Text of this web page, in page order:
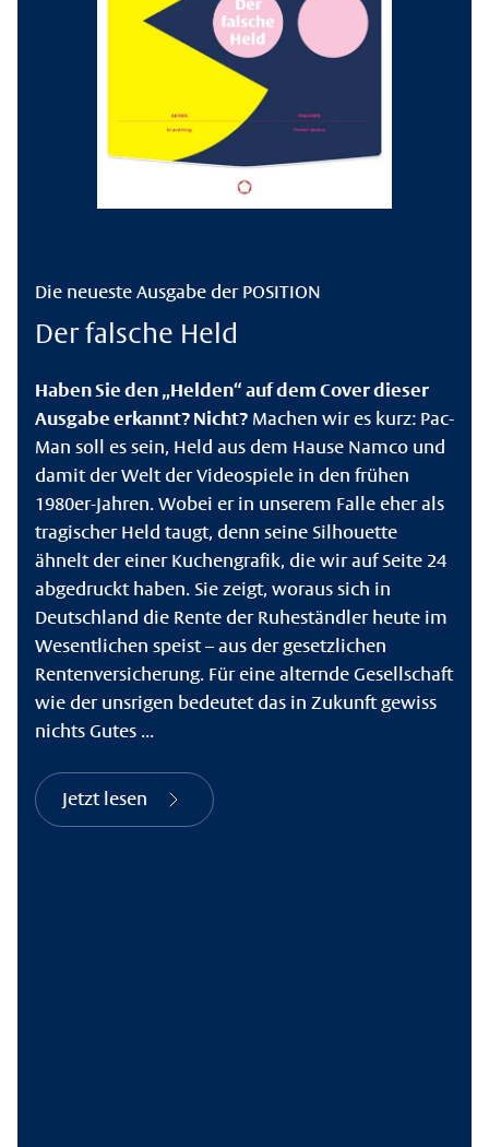
Die neueste Ausgabe der POSITION
Der falsche Held
Haben Sie den „Helden“ auf dem Cover dieser
Ausgabe erkannt? Nicht? Machen wir es kurz: Pac-
Man soll es sein, Held aus dem Hause Namco und
damit der Welt der Videospiele in den frühen
1980er-Jahren. Wobei er in unserem Falle eher als
tragischer Held taugt, denn seine Silhouette
ähnelt der einer Kuchengrafik, die wir auf Seite 24
abgedruckt haben. Sie zeigt, woraus sich in
Deutschland die Rente der Ruheständler heute im
Wesentlichen speist – aus der gesetzlichen
Rentenversicherung. Für eine alternde Gesellschaft
wie der unsrigen bedeutet das in Zukunft gewiss
nichts Gutes ...
Jetzt lesen